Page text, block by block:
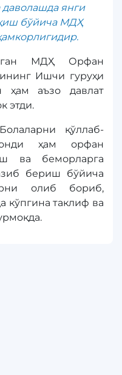
янги
бўйича МДҲ
МДҲ Орфан
Ишчи гуруҳи
ҳам аъзо давлат
этди.
қўллаб-
ҳам орфан
ва беморларга
бериш бўйича
олиб бориб,
кўпгина таклиф ва